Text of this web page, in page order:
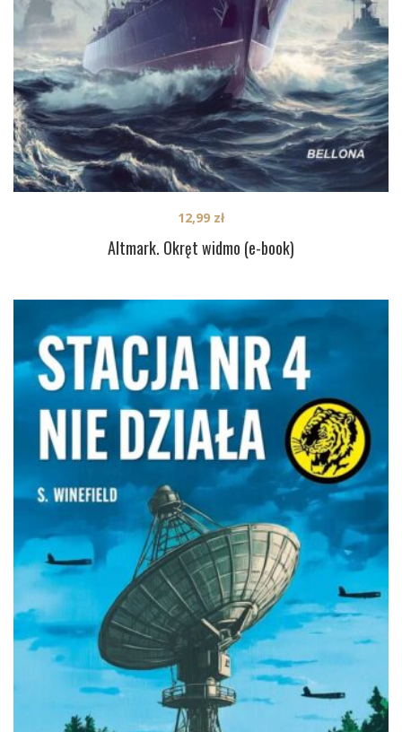
Altmark. Okręt widmo (e-book)
12,99 zł